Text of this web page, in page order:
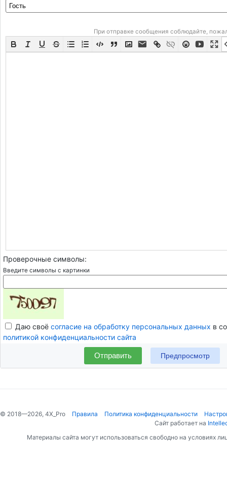
При отправке сообщения соблюдайте,
Проверочные символы:
Введите символы с картинки
Даю своё согласие на обработку персональных данных в
политикой конфиденциальности сайта
Отправить
© 2018—2026, 4X_Pro Правила Политика конфиденциальности
Сайт работает на
Материалы сайта могут использоваться свободно на условиях